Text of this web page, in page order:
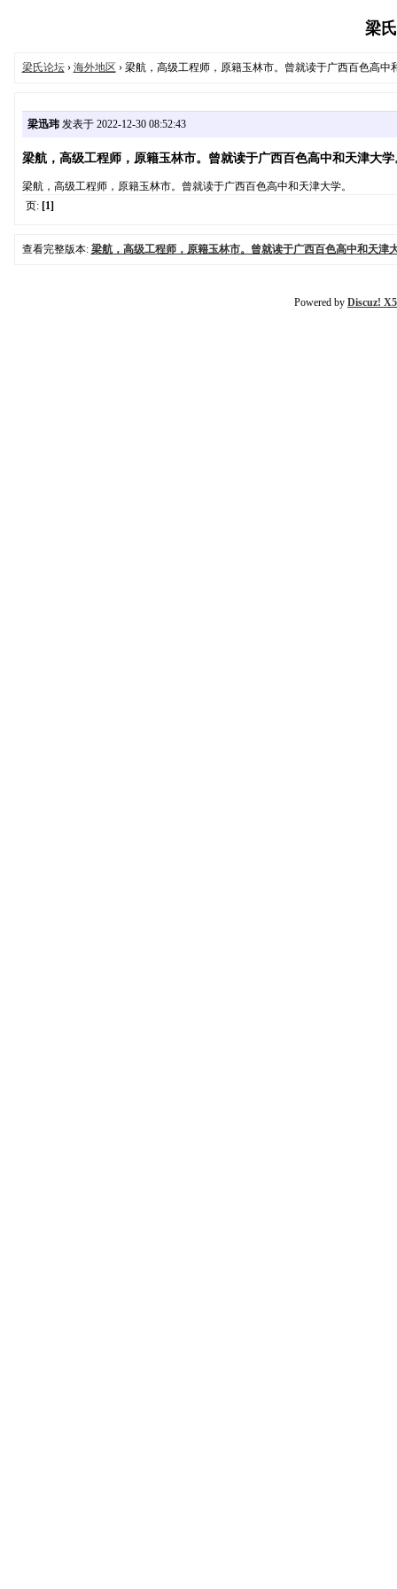
梁
梁氏论坛› 海外地区 › 梁航，高级工程师，原籍玉林市。曾就读于广西百色高中
梁迅玮发表于 2022-12-30 08:52:43
梁航，高级工程师，原籍玉林市。曾就读于广西百色高中和天津大学
梁航，高级工程师，原籍玉林市。曾就读于广西百色高中和天津大学。
页: [1]
查看完整版本: 梁航，高级工程师，原籍玉林市。曾就读于广西百色高中和天津
Powered by Discuz!